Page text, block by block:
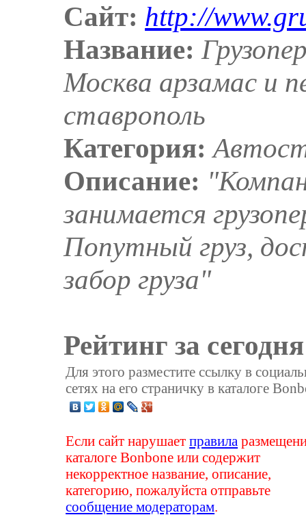
Сайт: http://
Название:
Москва арзамас и
ставрополь
Категория:
Описание:
занимается
Попутный груз,
забор груза"
Рейтинг за
Для этого разместите ссылку в
сетях на его страничку в каталоге
Если сайт нарушаетправила
каталоге Bonbone или содержит
некорректное название, описание,
категорию, пожалуйста отправьте
сообщение модераторам